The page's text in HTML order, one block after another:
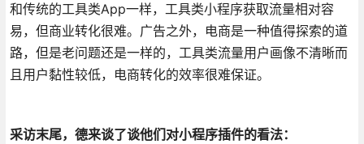
和传统的工具类App一样，工具类小程序获取流量相对容
易，但商业转化很难。广告之外，电商是一种值得探索的道
路，但是老问题还是一样的，工具类流量用户画像不清晰而
且用户黏性较低，电商转化的效率很难保证。
采访末尾，德来谈了谈他们对小程序插件的看法：